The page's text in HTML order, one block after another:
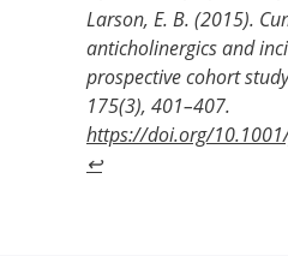
Larson, E. B. (2015).
anticholinergics and
prospective cohort
175(3), 401–407.
https://doi.org/
↩